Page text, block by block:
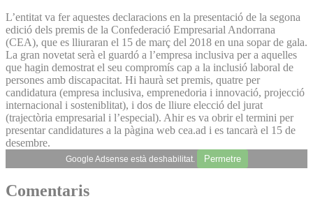
L’entitat va fer aquestes declaracions en la presentació de la segona
edició dels premis de la Confederació Empresarial Andorrana
(CEA), que es lliuraran el 15 de març del 2018 en una sopar de gala.
La gran novetat serà el guardó a l’empresa inclusiva per a aquelles
que hagin demostrat el seu compromís cap a la inclusió laboral de
persones amb discapacitat. Hi haurà set premis, quatre per
candidatura (empresa inclusiva, emprenedoria i innovació, projecció
internacional i sosteniblitat), i dos de lliure elecció del jurat
(trajectòria empresarial i l’especial). Ahir es va obrir el termini per
presentar candidatures a la pàgina web cea.ad i es tancarà el 15 de
desembre.
Google Adsense està deshabilitat. Permetre
Comentaris